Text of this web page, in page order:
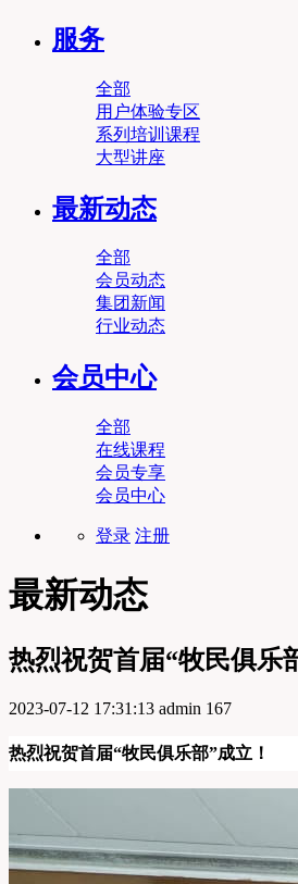
服务
全部
用户体验专区
系列培训课程
大型讲座
最新动态
全部
会员动态
集团新闻
行业动态
会员中心
全部
在线课程
会员专享
会员中心
登录 注册
最新动态
热烈祝贺首届“牧民俱乐
2023-07-12 17:31:13 admin 167
热烈祝贺首届“牧民俱乐部”成立！